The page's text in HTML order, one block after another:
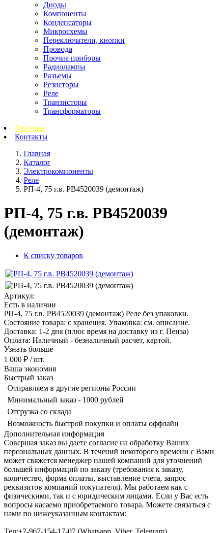
Диоды
Компоненты
Конденсаторы
Микросхемы
Переключатели, кнопки
Провода
Прочие приборы
Радиолампы
Разъемы
Резисторы
Реле
Транзисторы
Трансформаторы
Покупка
Контакты
Главная
Каталог
Электрокомпоненты
Реле
РП-4, 75 г.в. РВ4520039 (демонтаж)
РП-4, 75 г.в. РВ4520039
(демонтаж)
К списку товаров
Артикул:
Есть в наличии
РП-4, 75 г.в. РВ4520039 (демонтаж) Реле без упаковки.
Состояние товара: с хранения. Упаковка: см. описание.
Доставка: 1-2 дня (плюс время на доставку из г. Пенза)
Оплата: Наличный - безналичный расчет, картой.
Узнать больше
1 000 ₽ / шт.
Ваша экономия
Быстрый заказ
Отправляем в другие регионы России
Минимальный заказ - 1000 рублей
Отгрузка со склада
Возможность быстрой покупки и оплаты оффлайн
Дополнительная информация
Совершая заказ вы даете согласие на обработку Ваших
персональных данных. В течений некоторого времени с Вами
может свяжется менеджер нашей компаний для уточнений
большей информаций по заказу (требования к заказу,
количество, форма оплаты, выставление счета, запрос
реквизитов компаний покупателя). Мы работаем как с
физическими, так и с юридическим лицами. Если у Вас есть
вопросы касаемо приобретаемого товара. Можете связаться с
нами по нижеуказанным контактам:
Tел:+7-967-154-17-07 (Whatsapp, Viber, Telegram)